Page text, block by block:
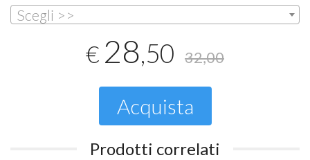
Scegli >>
€ 28,50 32,00
Acquista
Prodotti correlati